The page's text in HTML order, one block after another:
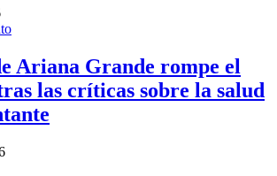
Ariana Grande rompe el
las críticas sobre la salud